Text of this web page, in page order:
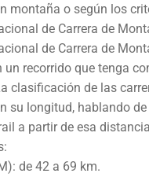
montaña o según los
de Carrera de
de Carrera de
un recorrido que tenga
clasificación de las
su longitud, hablando de
a partir de esa
de 42 a 69 km.